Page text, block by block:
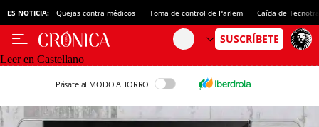
ES NOTICIA: Quejas contra médicos Toma de control de Parlem Caída de
Leer en Castellano
Pásate al MODO AHORRO